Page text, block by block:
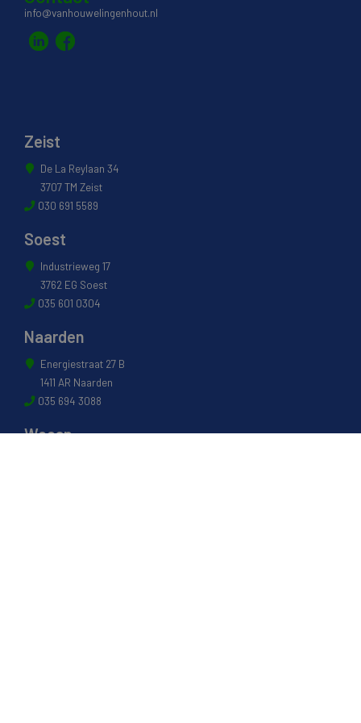
info@vanhouwelingenhout.nl
Zeist
De La Reylaan 34
3707 TM Zeist
030 691 5589
Soest
Industrieweg 17
3762 EG Soest
035 601 0304
Naarden
Energiestraat 27 B
1411 AR Naarden
035 694 3088
Weesp